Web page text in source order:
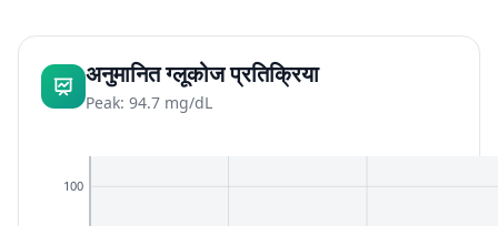
अनुमानित ग्लूकोज प्रतिक्रिया
Peak: 94.7 mg/dL
100